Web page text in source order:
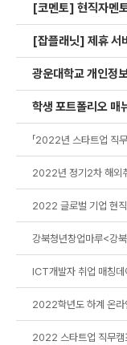
[코멘토] 현직자멘
[잡플래닛] 제휴 서
광운대학교 개인정
학생 포트폴리오 매
「2022년 스타트업 직
2022년 정기2차 해외
2022 글로벌 기업 현직
강북청년창업마루<강
ICT개발자 취업 매칭데
2022학년도 하계 온라
2022 스타트업 직무캠